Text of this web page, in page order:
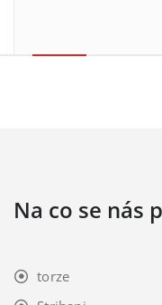
Na co se nás
torze